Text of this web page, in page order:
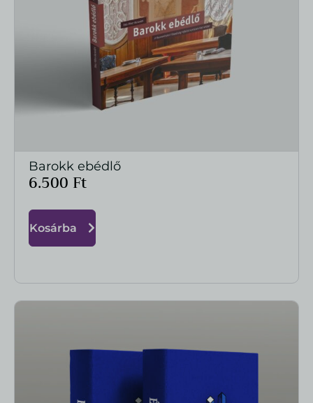
Barokk ebédlő
6.500 Ft
Kosárba